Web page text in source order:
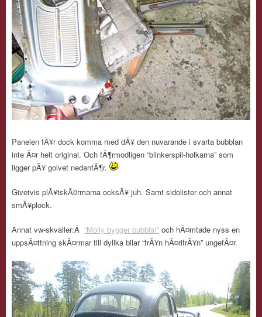
Panelen fÃ¥r dock komma med dÃ¥ den nuvarande i svarta bubblan
inte Ã¤r helt original. Och fÃ¶rmodligen “blinkerspil-holkarna” som
ligger pÃ¥ golvet nedanfÃ¶r.
Givetvis plÃ¥tskÃ¤rmarna ocksÃ¥ juh. Samt sidolister och annat
smÃ¥plock.
Annat vw-skvaller:Â “Molly bygger bubbla!” och hÃ¤mtade nyss en
uppsÃ¤ttning skÃ¤rmar till dylika bilar “frÃ¥n hÃ¤rifrÃ¥n” ungefÃ¤r.